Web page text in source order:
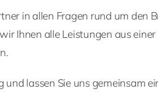
in allen Fragen rund um den
Ihnen alle Leistungen aus
lassen Sie uns gemeinsam